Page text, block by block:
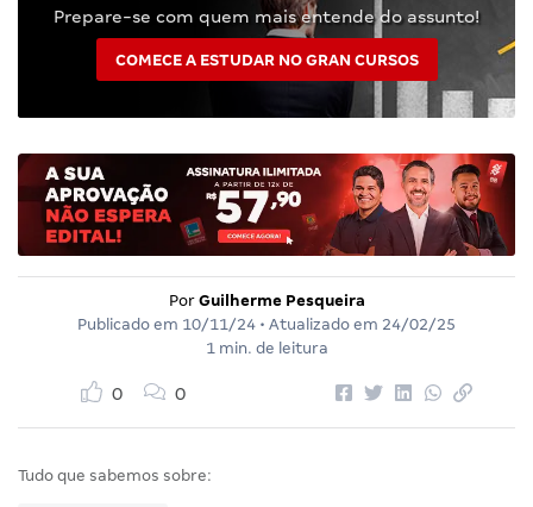
Prepare-se com quem mais entende do assunto!
COMECE A ESTUDAR NO GRAN CURSOS
Por Guilherme Pesqueira
Publicado em 10/11/24 • Atualizado em 24/02/25
1 min. de leitura
0 0
Tudo que sabemos sobre: